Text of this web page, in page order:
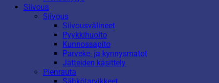
Siivous
Siivous
Siivousvälineet
Pyykkihuolto
Kunnossapito
Parveke- ja kynnysmatot
Jätteiden käsittely
Pienrauta